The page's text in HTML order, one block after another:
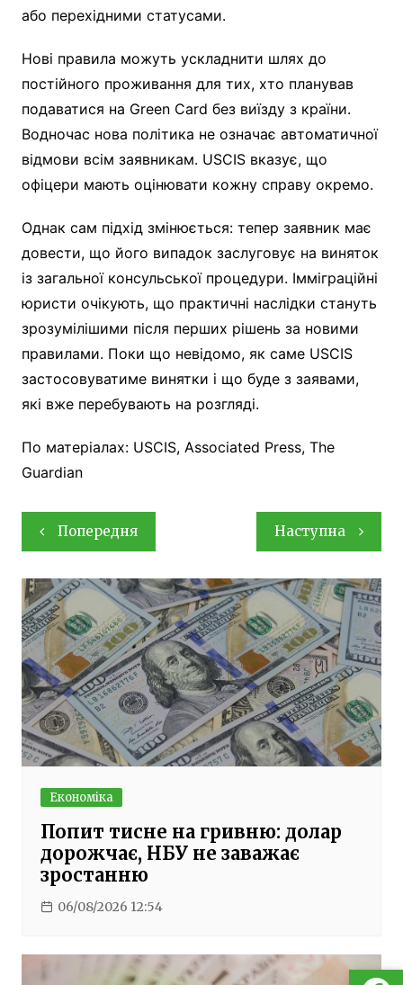
або перехідними статусами.
Нові правила можуть ускладнити шлях до
постійного проживання для тих, хто планував
подаватися на Green Card без виїзду з країни.
Водночас нова політика не означає автоматичної
відмови всім заявникам. USCIS вказує, що
офіцери мають оцінювати кожну справу окремо.
Однак сам підхід змінюється: тепер заявник має
довести, що його випадок заслуговує на виняток
із загальної консульської процедури. Імміграційні
юристи очікують, що практичні наслідки стануть
зрозумілішими після перших рішень за новими
правилами. Поки що невідомо, як саме USCIS
застосовуватиме винятки і що буде з заявами,
які вже перебувають на розгляді.
По матеріалах: USCIS, Associated Press, The
Guardian
Навігація
записів
Попередня Наступна
Економіка
Попит тисне на гривню: долар
дорожчає, НБУ не заважає
зростанню
06/08/2026 12:54